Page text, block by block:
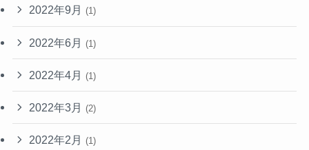
2022年9月 (1)
2022年6月 (1)
2022年4月 (1)
2022年3月 (2)
2022年2月 (1)